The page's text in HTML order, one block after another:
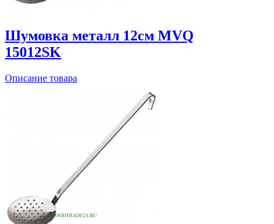
Шумовка металл 12см MVQ
15012SK
Описание товара